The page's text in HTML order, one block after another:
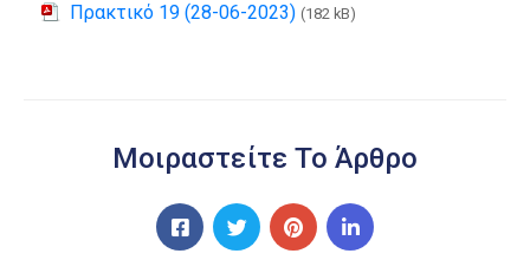
Πρακτικό 19 (28-06-2023) (182 kB)
Μοιραστείτε Το Άρθρο